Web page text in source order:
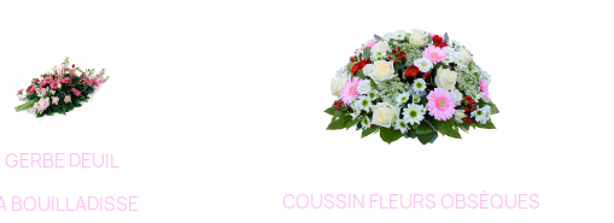
GERBE DEUIL
BOUILLADISSE
COUSSIN FLEURS OBSÈQUES